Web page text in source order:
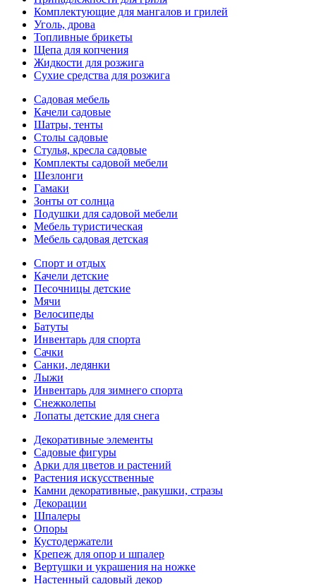
Комплектующие для мангалов и грилей
Уголь, дрова
Топливные брикеты
Щепа для копчения
Жидкости для розжига
Сухие средства для розжига
Садовая мебель
Качели садовые
Шатры, тенты
Столы садовые
Стулья, кресла садовые
Комплекты садовой мебели
Шезлонги
Гамаки
Зонты от солнца
Подушки для садовой мебели
Мебель туристическая
Мебель садовая детская
Спорт и отдых
Качели детские
Песочницы детские
Мячи
Велосипеды
Батуты
Инвентарь для спорта
Сачки
Санки, ледянки
Лыжи
Инвентарь для зимнего спорта
Снежколепы
Лопаты детские для снега
Декоративные элементы
Садовые фигуры
Арки для цветов и растений
Растения искусственные
Камни декоративные, ракушки, стразы
Декорации
Шпалеры
Опоры
Кустодержатели
Крепеж для опор и шпалер
Вертушки и украшения на ножке
Настенный садовый декор